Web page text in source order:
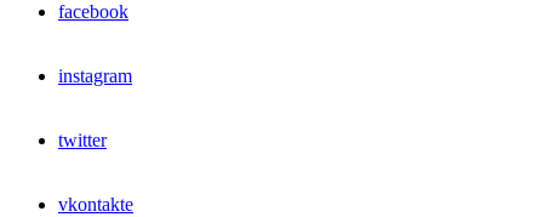
facebook
instagram
twitter
vkontakte